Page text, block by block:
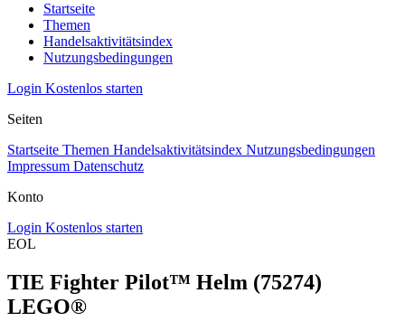
Startseite
Themen
Handelsaktivitätsindex
Nutzungsbedingungen
Login Kostenlos starten
Seiten
Startseite Themen Handelsaktivitätsindex Nutzungsbedingungen
Impressum Datenschutz
Konto
Login Kostenlos starten
EOL
TIE Fighter Pilot™ Helm (75274)
LEGO®